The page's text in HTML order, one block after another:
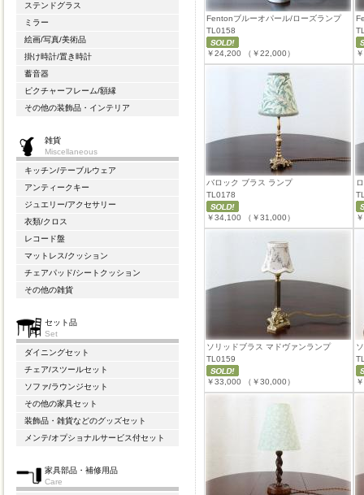
ステンドグラス
ミラー
絵画/写真/美術品
掛け時計/置き時計
蓄音器
ピクチャーフレーム/額縁
その他の装飾品・インテリア
雑貨
Miscellaneous
キッチン/テーブルウェア
アンティークキー
ジュエリー/アクセサリー
衣類/クロス
レコード盤
マットレス/クッション
チェアパッド/シートクッション
その他の雑貨
セット品
Set
ダイニングセット
チェア/スツールセット
ソファ/ラウンジセット
その他の家具セット
装飾品・雑貨などのグッズセット
メンテ/オプショナルサービス付セット
家具部品・補修用品
Care
Fentonブルーオパール/ローズランプ
TL0158
￥24,200 （￥22,000）
バロック ブラス ランプ
TL0178
￥34,100 （￥31,000）
ソリッドブラス マドヴァンランプ
TL0159
￥33,000 （￥30,000）